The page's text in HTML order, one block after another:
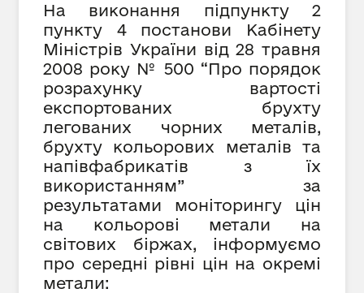
На виконання підпункту 2
пункту 4 постанови Кабінету
Міністрів України від 28 травня
2008 року № 500 “Про порядок
розрахунку вартості
експортованих брухту
легованих чорних металів,
брухту кольорових металів та
напівфабрикатів з їх
використанням” за
результатами моніторингу цін
на кольорові метали на
світових біржах, інформуємо
про середні рівні цін на окремі
метали: